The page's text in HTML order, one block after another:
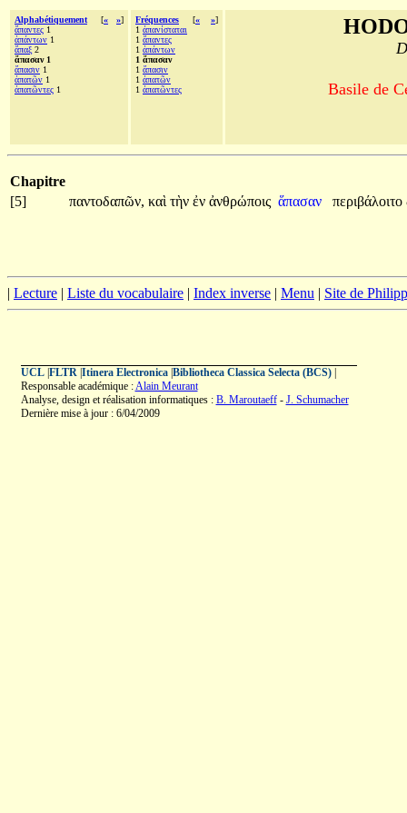
Alphabétiquement [« »]
ἅπαντες 1
ἁπάντων 1
ἅπαξ 2
ἅπασαν 1
ἅπασιν 1
ἀπατῶν 1
ἀπατῶντες 1
Fréquences [« »]
1 ἀπανίσταται
1 ἅπαντες
1 ἁπάντων
1 ἅπασαν
1 ἅπασιν
1 ἀπατῶν
1 ἀπατῶντες Basile de
Chapitre
[5]
παντοδαπῶν, καὶ τὴν ἐν ἀνθρώποις ἅπασαν περιβάλοιτο
| Lecture | Liste du vocabulaire | Index inverse | Menu | Site de
UCL| FLTR| Itinera Electronica| Bibliotheca Classica Selecta (BCS)|
Responsable académique :Alain Meurant
Analyse, design et réalisation informatiques : B. Maroutaeff- J. Schumacher
Dernière mise à jour : 6/04/2009